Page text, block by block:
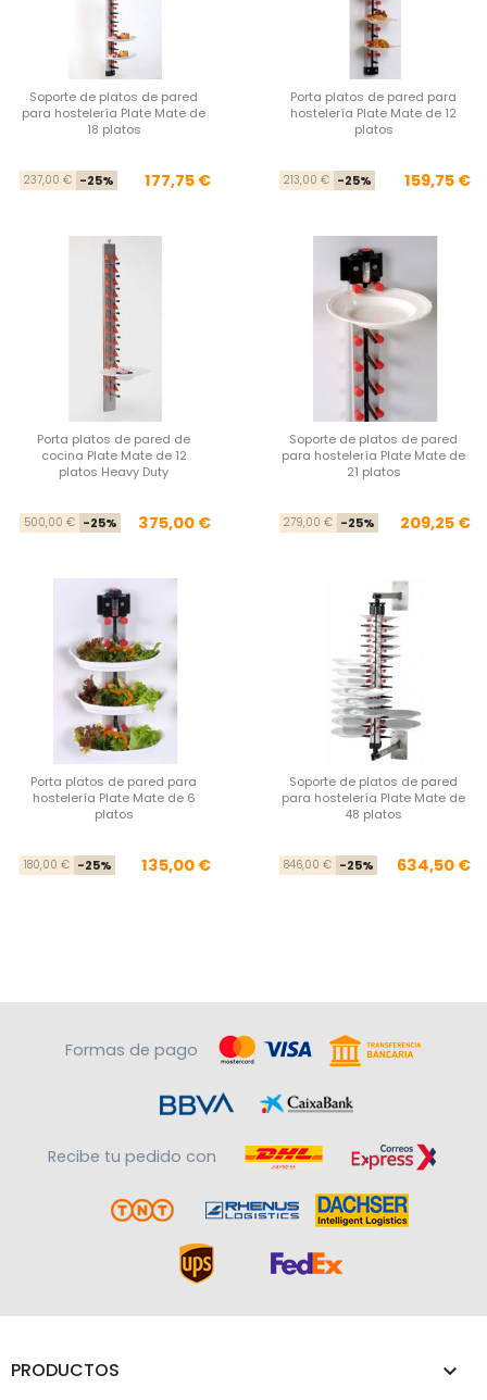
Soporte de platos de pared
para hostelería Plate Mate de
18 platos
Precio base
237,00 € -25% Precio
177,75 €
Porta platos de pared para
hostelería Plate Mate de 12
platos
213,00 € -25% 159,75 €
Porta platos de pared de
cocina Plate Mate de 12
platos Heavy Duty
Precio base
500,00 € -25% Precio
375,00 €
Soporte de platos de pared
para hostelería Plate Mate de
21 platos
279,00 € -25% 209,25 €
Porta platos de pared para
hostelería Plate Mate de 6
platos
Precio base
180,00 € -25% Precio
135,00 €
Soporte de platos de pared
para hostelería Plate Mate de
48 platos
846,00 € -25% 634,50 €
Formas de pago
Recibe tu pedido con
PRODUCTOS 